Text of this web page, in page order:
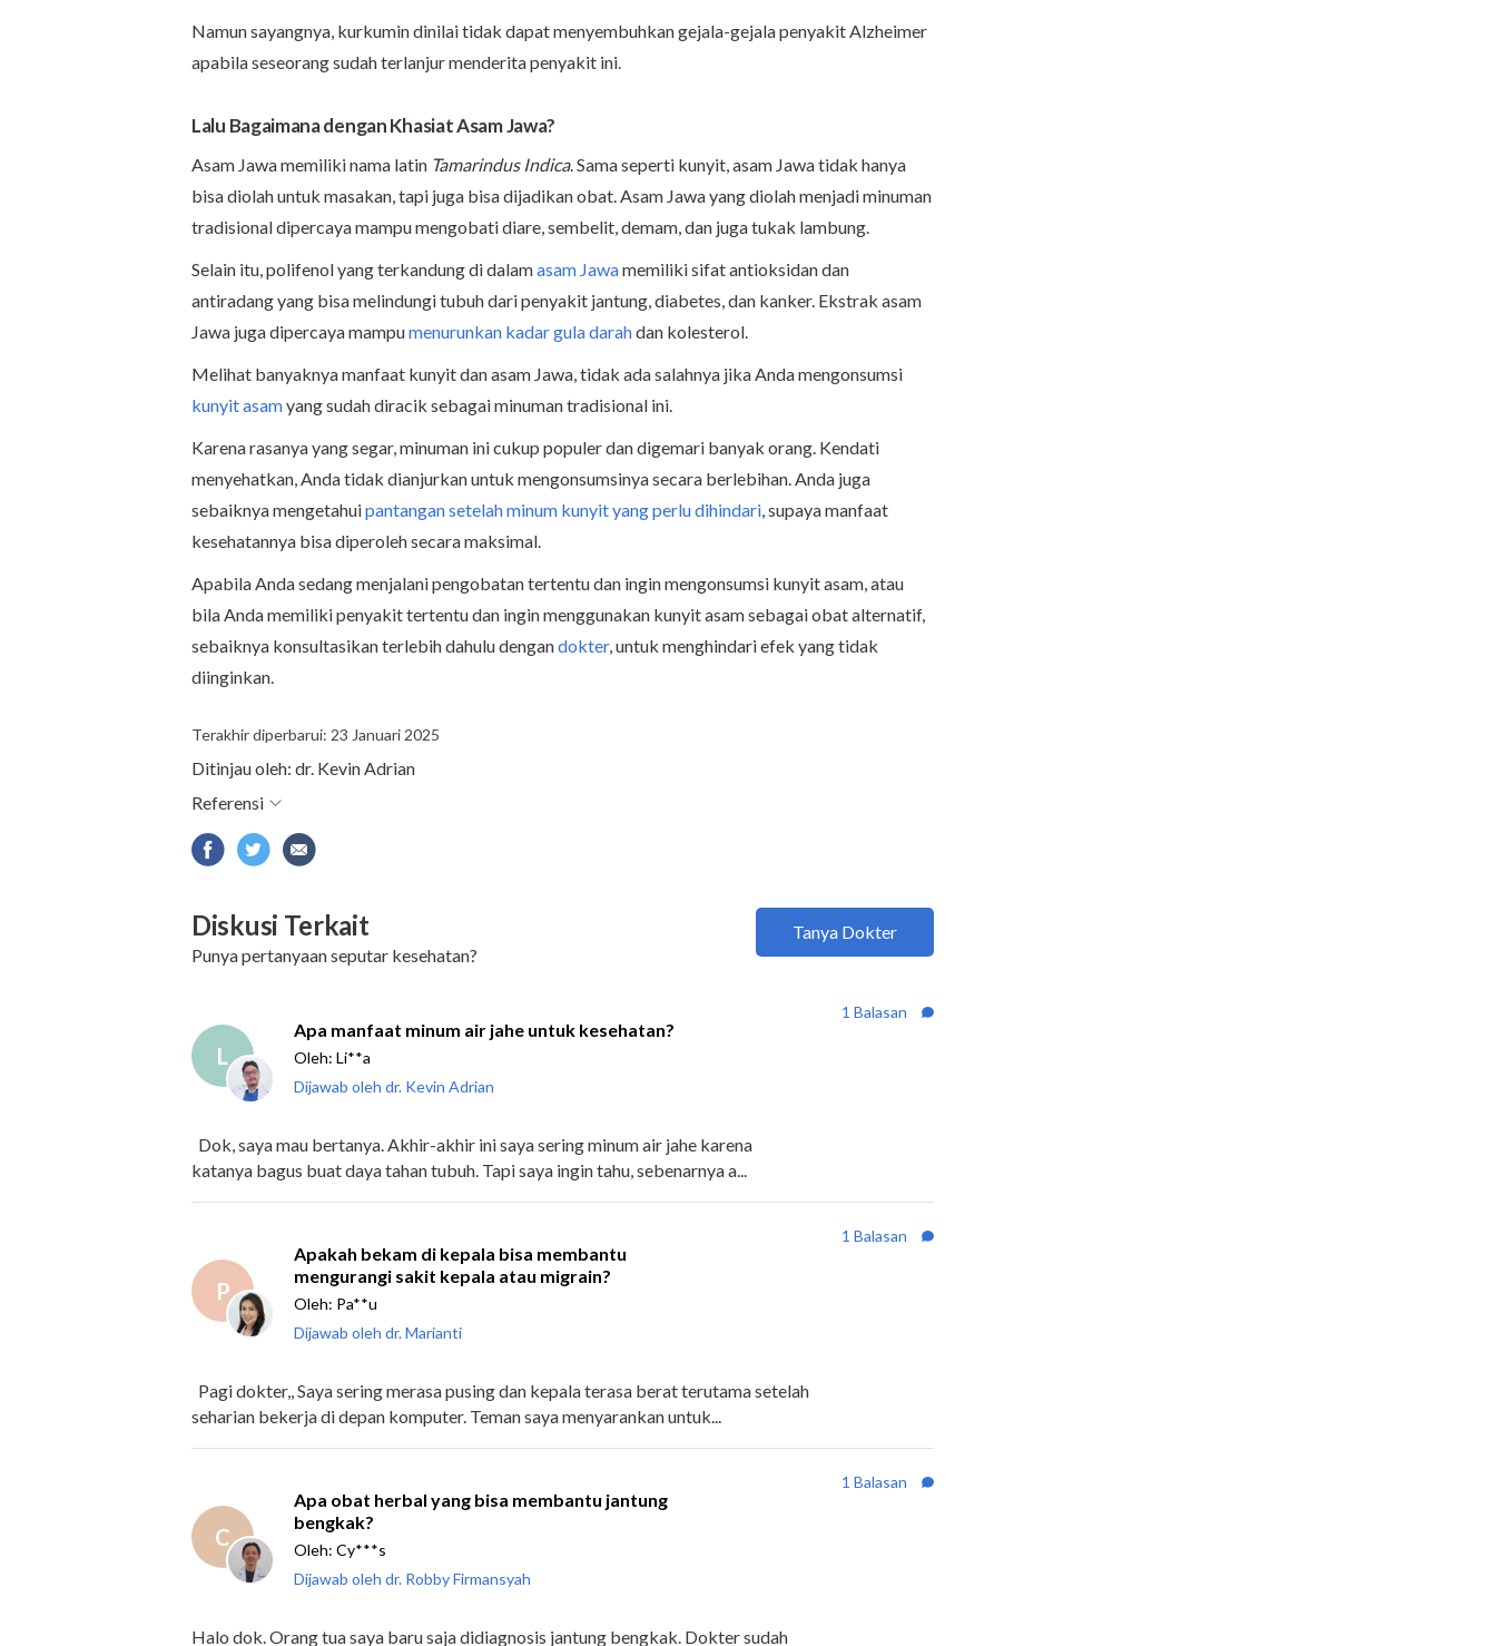
Namun sayangnya, kurkumin dinilai tidak dapat menyembuhkan gejala-gejala penyakit Alzheimer
apabila seseorang sudah terlanjur menderita penyakit ini.
Lalu Bagaimana denganKhasiat Asam Jawa?
Asam Jawa memiliki nama latin Tamarindus Indica. Sama seperti kunyit, asam Jawa tidak hanya
bisa diolah untuk masakan, tapi juga bisa dijadikan obat. Asam Jawa yang diolah menjadi minuman
tradisional dipercaya mampu mengobati diare, sembelit, demam, dan juga tukak lambung.
Selain itu, polifenol yang terkandung di dalamasam Jawamemiliki sifat antioksidan dan
antiradang yang bisa melindungi tubuh dari penyakit jantung, diabetes, dan kanker. Ekstrak asam
Jawa juga dipercaya mampumenurunkan kadar gula darahdan kolesterol.
Melihat banyaknya manfaat kunyit dan asam Jawa, tidak ada salahnya jika Anda mengonsumsi
kunyit asamyang sudah diracik sebagai minuman tradisional ini.
Karena rasanya yang segar, minuman ini cukup populer dan digemari banyak orang. Kendati
menyehatkan, Anda tidak dianjurkan untuk mengonsumsinya secara berlebihan. Anda juga
sebaiknya mengetahuipantangan setelah minum kunyit yang perlu dihindari, supaya manfaat
kesehatannya bisa diperoleh secara maksimal.
Apabila Anda sedang menjalani pengobatan tertentu dan ingin mengonsumsi kunyit asam, atau
bila Anda memiliki penyakit tertentu dan ingin menggunakan kunyit asam sebagai obat alternatif,
sebaiknya konsultasikan terlebih dahulu dengandokter, untuk menghindari efek yang tidak
diinginkan.
Terakhir diperbarui: 23 Januari 2025